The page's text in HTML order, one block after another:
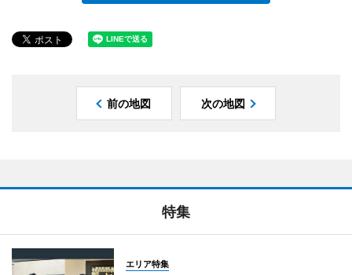
前の地図 次の地図
特集
エリア特集